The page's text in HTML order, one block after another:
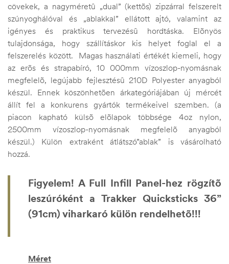
cövekek, a nagyméretû „dual” (kettõs) zipzárral felszerelt
szúnyoghálóval és „ablakkal” ellátott ajtó, valamint az
igényes és praktikus tervezésû hordtáska. Elõnyös
tulajdonsága, hogy szállításkor kis helyet foglal el a
felszerelés között. Magas használati értékét kiemeli, hogy
az erõs és strapabíró, 10 000mm vízoszlop-nyomásnak
megfelelõ, legújabb fejlesztésû 210D Polyester anyagból
készül. Ennek köszönhetõen árkategóriájában új mércét
állít fel a konkurens gyártók termékeivel szemben. (a
piacon kapható külsõ elõlapok többsége 4oz nylon,
2500mm vízoszlop-nyomásnak megfelelõ anyagból
készül.) Külön extraként átlátszó”ablak” is vásárolható
hozzá.
Figyelem! A Full Infill Panel-hez rögzítõ
leszúróként a Trakker Quicksticks 36”
(91cm) viharkaró külön rendelhetõ!!!
Méret